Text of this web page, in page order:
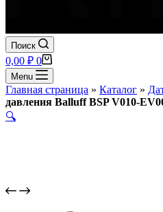
Поиск
Корзина
0,00 ₽ 0
Menu
Главная страница » Каталог »
давления Balluff BSP V010-
🔍